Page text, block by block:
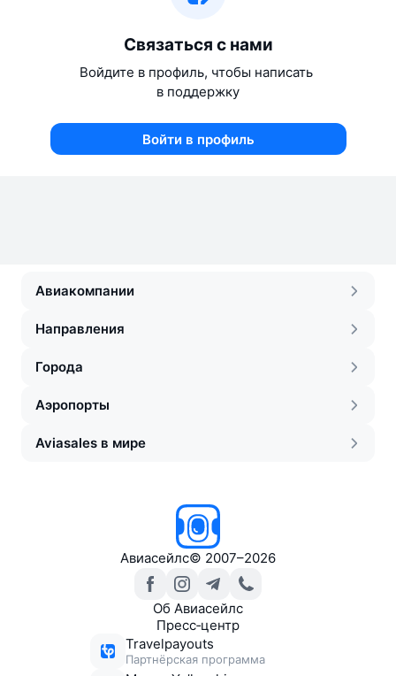
Связаться с нами
Войдите в профиль, чтобы написать
в поддержку
Войти в профиль
Авиакомпании
Направления
Города
Аэропорты
Aviasales в мире
Авиасейлс© 2007–2026
Об Авиасейлс
Пресс‑центр
Travelpayouts
Партнёрская программа